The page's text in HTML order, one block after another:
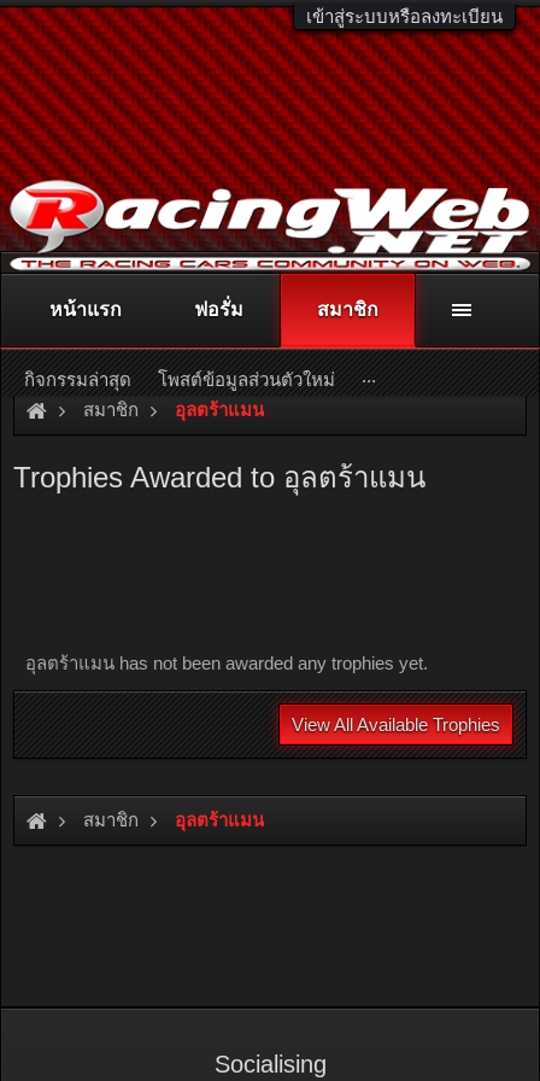
เข้าสู่ระบบหรือลงทะเบียน
ติดต่อลงโฆษณา racingweb@gmail.comหรือโทร. 081-811-1138
หรืออ่านรายละเอียดเพิ่มเติม คลิกที่นี่
สมาชิก อุลตร้าแมน
Trophies Awarded to อุลตร้าแมน
อุลตร้าแมน has not been awarded any trophies yet.
View All Available Trophies
สมาชิก อุลตร้าแมน
หน้าแรก ฟอรั่ม สมาชิก
กิจกรรมล่าสุด โพสต์ข้อมูลส่วนตัวใหม่ ...
Socialising